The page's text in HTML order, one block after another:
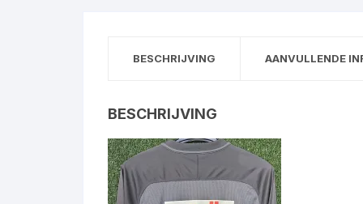
BESCHRIJVING AANVULLENDE
BESCHRIJVING